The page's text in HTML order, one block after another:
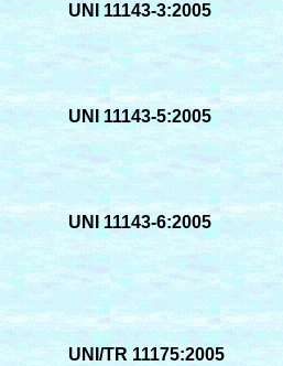
UNI 11143-3:2005
UNI 11143-5:2005
UNI 11143-6:2005
UNI/TR 11175:2005